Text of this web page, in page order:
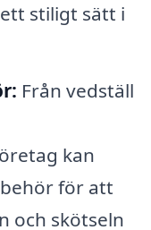
stiligt sätt i
Från vedställ
kan
för att
och skötseln